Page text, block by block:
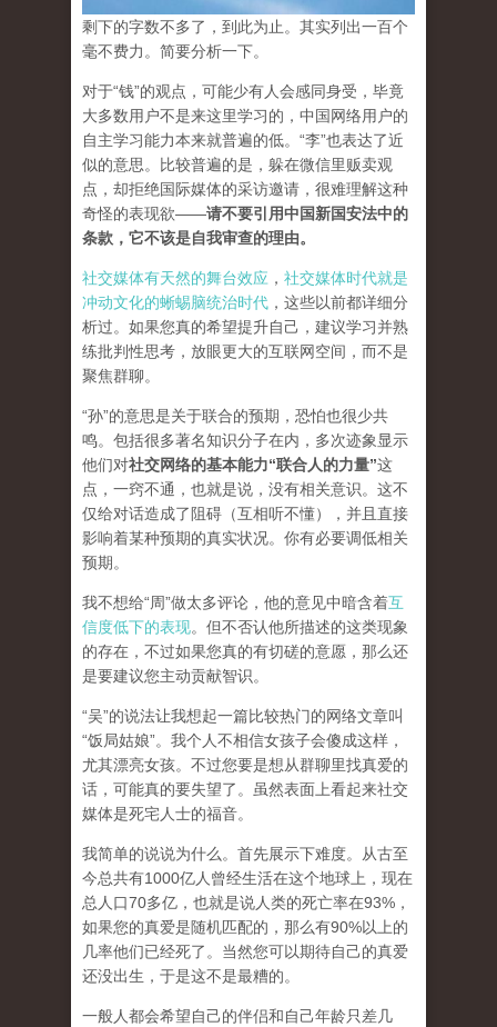
剩下的字数不多了，到此为止。其实列出一百个
毫不费力。简要分析一下。
对于“钱”的观点，可能少有人会感同身受，毕竟
大多数用户不是来这里学习的，中国网络用户的
自主学习能力本来就普遍的低。“李”也表达了近
似的意思。比较普遍的是，躲在微信里贩卖观
点，却拒绝国际媒体的采访邀请，很难理解这种
奇怪的表现欲——请不要引用中国新国安法中的
条款，它不该是自我审查的理由。
社交媒体有天然的舞台效应 ， 社交媒体时代就是
冲动文化的蜥蜴脑统治时代 ，这些以前都详细分
析过。如果您真的希望提升自己，建议学习并熟
练批判性思考，放眼更大的互联网空间，而不是
聚焦群聊。
“孙”的意思是关于联合的预期，恐怕也很少共
鸣。包括很多著名知识分子在内，多次迹象显示
他们对社交网络的基本能力“联合人的力量”这
点，一窍不通，也就是说，没有相关意识。这不
仅给对话造成了阻碍（互相听不懂），并且直接
影响着某种预期的真实状况。你有必要调低相关
预期。
我不想给“周”做太多评论，他的意见中暗含着互
信度低下的表现。但不否认他所描述的这类现象
的存在，不过如果您真的有切磋的意愿，那么还
是要建议您主动贡献智识。
“吴”的说法让我想起一篇比较热门的网络文章叫
“饭局姑娘”。我个人不相信女孩子会傻成这样，
尤其漂亮女孩。不过您要是想从群聊里找真爱的
话，可能真的要失望了。虽然表面上看起来社交
媒体是死宅人士的福音。
我简单的说说为什么。首先展示下难度。从古至
今总共有1000亿人曾经生活在这个地球上，现在
总人口70多亿，也就是说人类的死亡率在93%，
如果您的真爱是随机匹配的，那么有90%以上的
几率他们已经死了。当然您可以期待自己的真爱
还没出生，于是这不是最糟的。
一般人都会希望自己的伴侣和自己年龄只差几